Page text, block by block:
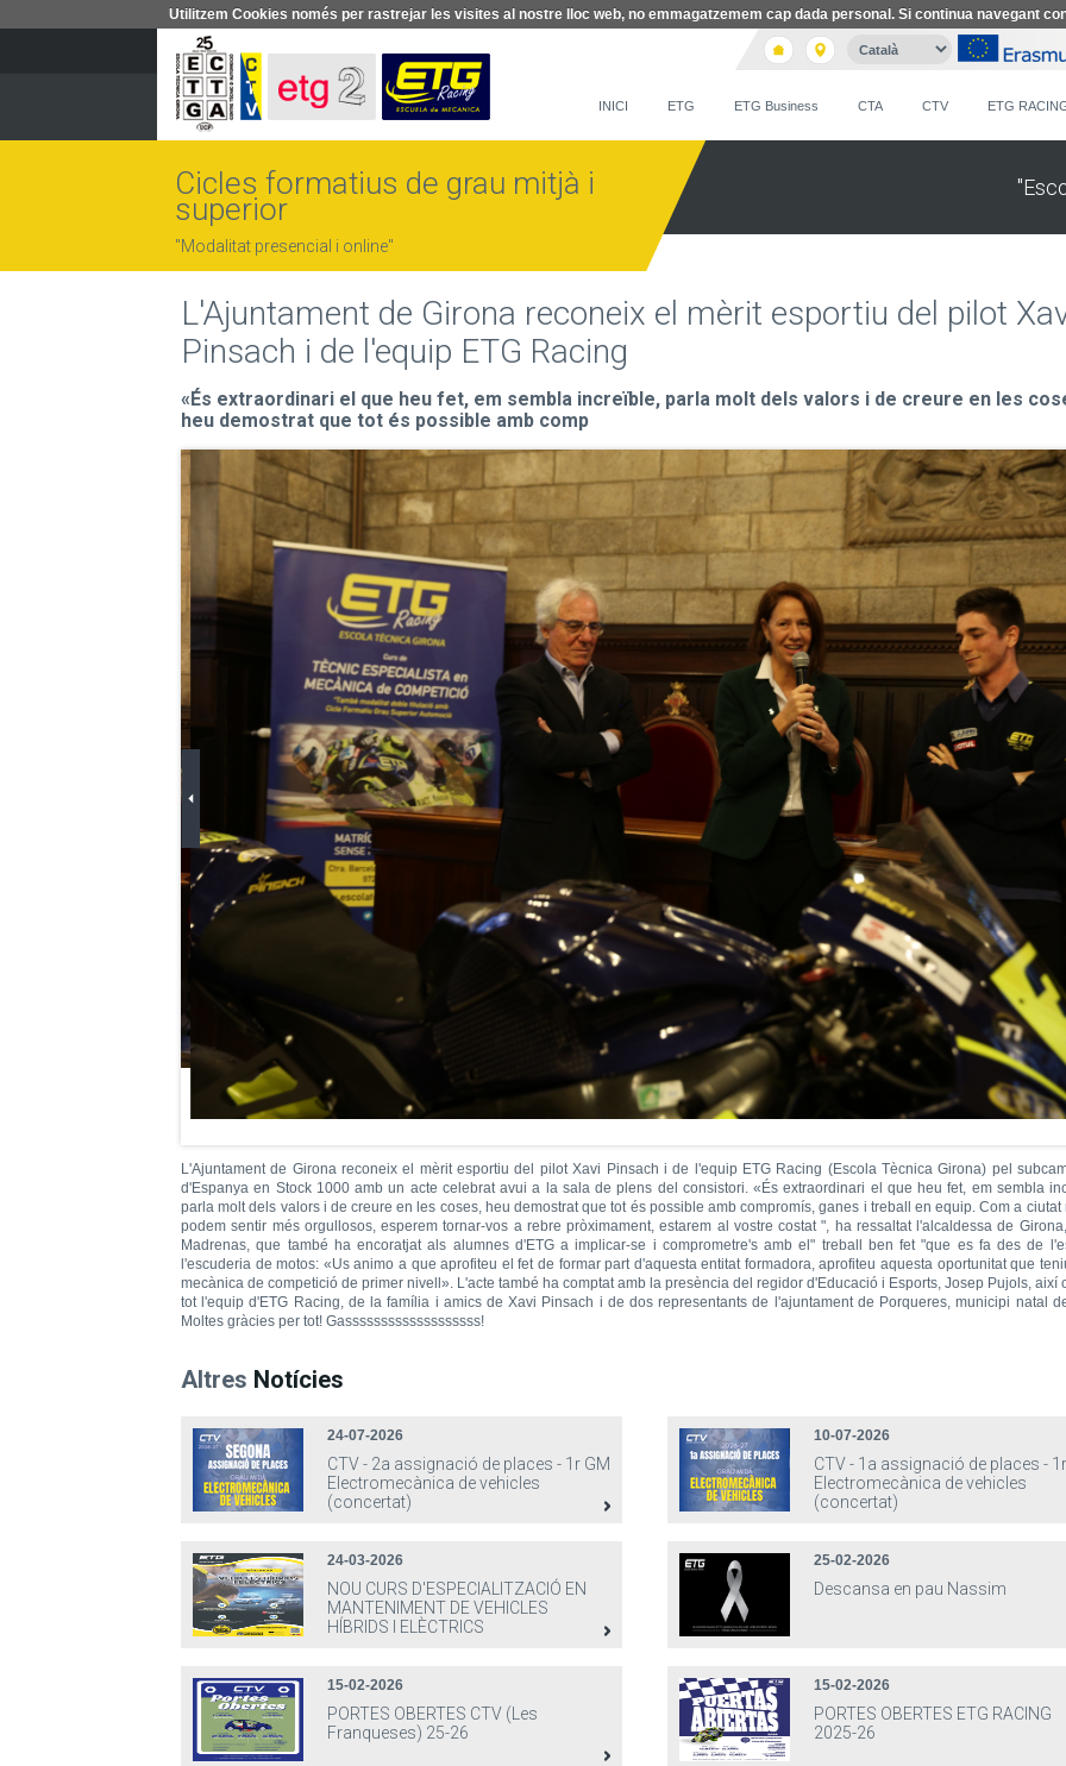
Utilitzem Cookies només per rastrejar les visites al nostre lloc web, no emmagatzemem cap dada personal. Si continua navegant
INICI ETG ETG Business CTA CTV ETG
Cicles formatius de grau mitjà i
superior
"Modalitat presencial i online"
L'Ajuntament de Girona reconeix el mèrit esportiu del pilot
Pinsach i de l'equip ETG Racing
«És extraordinari el que heu fet, em sembla increïble, parla molt dels valors i de creure en les
heu demostrat que tot és possible amb comp
L'Ajuntament de Girona reconeix el mèrit esportiu del pilot Xavi Pinsach i de l'equip ETG Racing (Escola Tècnica Girona) pel
d'Espanya en Stock 1000 amb un acte celebrat avui a la sala de plens del consistori. «És extraordinari el que heu fet, em sembla
parla molt dels valors i de creure en les coses, heu demostrat que tot és possible amb compromís, ganes i treball en equip. Com a ciutat
podem sentir més orgullosos, esperem tornar-vos a rebre pròximament, estarem al vostre costat ", ha ressaltat l'alcaldessa de
Madrenas, que també ha encoratjat als alumnes d'ETG a implicar-se i comprometre's amb el" treball ben fet "que es fa des de
l'escuderia de motos: «Us animo a que aprofiteu el fet de formar part d'aquesta entitat formadora, aprofiteu aquesta oportunitat que
mecànica de competició de primer nivell». L'acte també ha comptat amb la presència del regidor d'Educació i Esports, Josep Pujols, així
tot l'equip d'ETG Racing, de la família i amics de Xavi Pinsach i de dos representants de l'ajuntament de Porqueres, municipi natal
Moltes gràcies per tot! Gasssssssssssssssssss!
Altres Notícies
24-07-2026
CTV - 2a assignació de places - 1r GM
Electromecànica de vehicles
(concertat)
10-07-2026
CTV - 1a assignació de places -
Electromecànica de vehicles
(concertat)
24-03-2026
NOU CURS D'ESPECIALITZACIÓ EN
MANTENIMENT DE VEHICLES
HÍBRIDS I ELÈCTRICS
25-02-2026
Descansa en pau Nassim
15-02-2026
PORTES OBERTES CTV (Les
Franqueses) 25-26
15-02-2026
PORTES OBERTES ETG RACING
2025-26